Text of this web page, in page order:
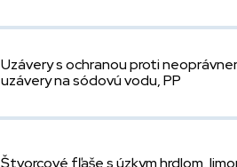
Uzávery s ochranou proti
uzávery na sódovú vodu, PP
Štvorcové fľaše s úzkym hrdlom,